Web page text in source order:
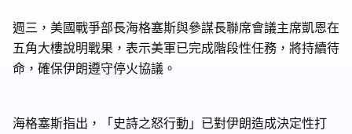
週三，美國戰爭部長海格塞斯與參謀長聯席會議主席凱恩在
五角大樓說明戰果，表示美軍已完成階段性任務，將持續待
命，確保伊朗遵守停火協議。
海格塞斯指出，「史詩之怒行動」已對伊朗造成決定性打